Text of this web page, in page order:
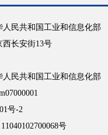
人民共和国工业和信息化部
西长安街13号
人民共和国工业和信息化部
号-2
号